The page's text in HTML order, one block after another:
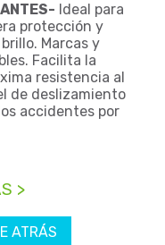
Ideal para
protección y
Marcas y
Facilita la
resistencia al
de deslizamiento
accidentes por
>
ATRÁS